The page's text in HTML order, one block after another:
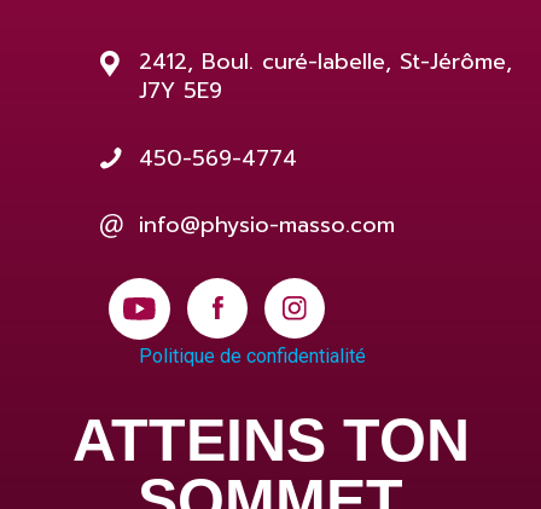
2412, Boul. curé-labelle, St-Jérôme,
J7Y 5E9
450-569-4774
info@physio-masso.com
Politique de confidentialité
ATTEINS TON